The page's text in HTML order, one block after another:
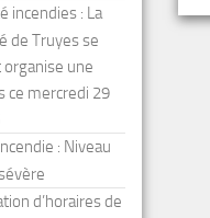
incendies : La
de Truyes se
une
ce mercredi 29
: Niveau
d’horaires de